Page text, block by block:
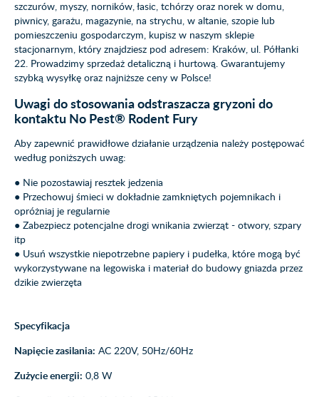
szczurów, myszy, norników, łasic, tchórzy oraz norek w domu,
piwnicy, garażu, magazynie, na strychu, w altanie, szopie lub
pomieszczeniu gospodarczym, kupisz w naszym sklepie
stacjonarnym, który znajdziesz pod adresem: Kraków, ul. Półłanki
22. Prowadzimy sprzedaż detaliczną i hurtową. Gwarantujemy
szybką wysyłkę oraz najniższe ceny w Polsce!
Uwagi do stosowania odstraszacza gryzoni do
kontaktu No Pest® Rodent Fury
Aby zapewnić prawidłowe działanie urządzenia należy postępować
według poniższych uwag:
● Nie pozostawiaj resztek jedzenia
● Przechowuj śmieci w dokładnie zamkniętych pojemnikach i
opróżniaj je regularnie
● Zabezpiecz potencjalne drogi wnikania zwierząt - otwory, szpary
itp
● Usuń wszystkie niepotrzebne papiery i pudełka, które mogą być
wykorzystywane na legowiska i materiał do budowy gniazda przez
dzikie zwierzęta
Specyfikacja
Napięcie zasilania: AC 220V, 50Hz/60Hz
Zużycie energii: 0,8 W